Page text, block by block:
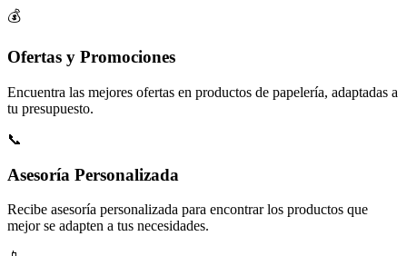
💰
Ofertas y Promociones
Encuentra las mejores ofertas en productos de papelería, adaptadas a
tu presupuesto.
📞
Asesoría Personalizada
Recibe asesoría personalizada para encontrar los productos que
mejor se adapten a tus necesidades.